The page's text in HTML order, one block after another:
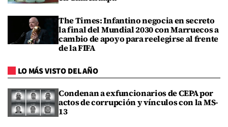
The Times: Infantino negocia en secreto
la final del Mundial 2030 con Marruecos a
cambio de apoyo para reelegirse al frente
de la FIFA
LO MÁS VISTO DEL AÑO
Condenan a exfuncionarios de CEPA por
actos de corrupción y vínculos con la MS-
13